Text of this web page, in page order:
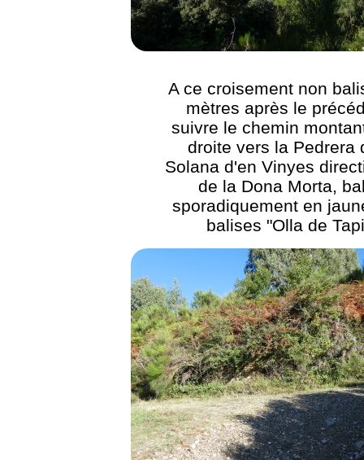
A ce croisement non
mètres après le
suivre le chemin
droite vers la Pedrera
Solana d'en Vinyes
de la Dona Morta,
sporadiquement en
balises "Olla de